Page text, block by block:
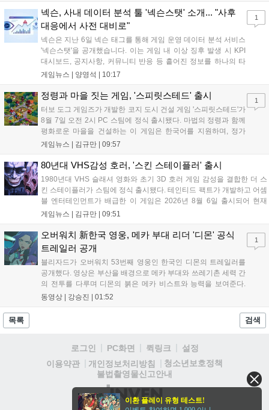
있는 환경을 조성해 창작자와 이용자 모두에게 새로운 경험을 제공할 것
으로 기대된다....
넥슨, 사내 데이터 분석 툴 '넥슨스탯' 소개... "사후
대응에서 사전 대비로"
넥슨은 지난 6일 넥슨 태그를 통해 게임 운영 데이터 분석 서비스
'넥슨스탯'을 공개했습니다. 이는 게임 내 이상 징후 발생 시 KPI
대시보드, 공지사항, 커뮤니티 반응 등 흩어진 정보를 하나의 타
임라인에 연결해 원인을 빠르게 파악하도록 돕는 관제 허브입니
중심의 운영 방식을 사전 대비 체계로 전환하며 데이터 기반의 효
게임뉴스 | 양영석 | 10:17
1
정령과 마을 짓는 게임, '스피릿스테드' 출시
터보 도그 게임즈가 개발한 코지 도시 건설 게임 '스피릿스테드'가
8월 7일 오전 2시 PC 스팀에 정식 출시됐다. 마법의 정령과 함께
평화로운 마을을 건설하는 이 게임은 한국어를 지원하며, 정가
10,700원에서 10% 할인된 9,630원에 판매된다. 플레이어는 어
고 정령을 활용해 공동체를 성장시킬 수 있다. 따뜻한 손그림 그
모으고 있다....
게임뉴스 | 김규만 | 09:57
1
80년대 VHS감성 호러, '스킨 스테이플러' 출시
1980년대 VHS 슬래셔 영화와 초기 3D 호러 게임 감성을 결합한 더 스
킨 스테이플러가 스팀에 정식 출시됐다. 테인티드 팩트가 개발하고 어셈
블 엔터테인먼트가 배급한 이 게임은 2026년 8월 6일 출시되어 현재
15,000원에 판매 중이다. 캐리언 시티를 배경으로 연쇄살인 사건을 추적
통해 밀도 높은 공포를 선사한다....
게임뉴스 | 김규만 | 09:51
오버워치 新한국 영웅, 메카 부대 리더 '디몬' 공식
트레일러 공개
블리자드가 오버워치 53번째 영웅인 한국인 디몬의 트레일러를
공개했다. 영상은 부산을 배경으로 메카 부대와 쓰레기촌 세력 간
의 전투를 다루며 디몬의 붉은 메카 비스트와 능력을 보여준다.
블리자드는 7일 게임플레이 영상 공개를 시작으로 10일 시즌4 트
시할 예정이다. 향후 메카 부대와 탈론의 대립이 본격화될 전망이
동영상 | 강승진 | 01:52
1
목록 검색
로그인 PC화면 퀵링크
설정
이용약관
개인정보처리방침
청소년보호정책
불법촬영물신고안내
(주)
인
이환 플레이 유형 테스트!